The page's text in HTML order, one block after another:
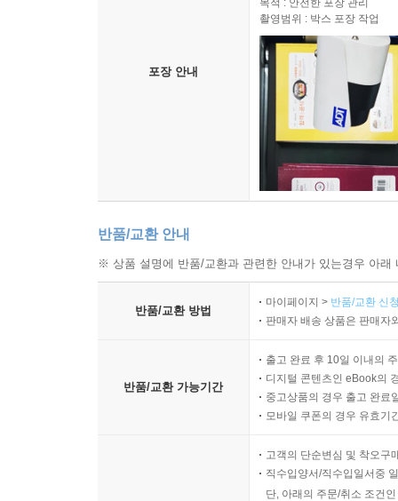
포장 안내
촬영범위 : 박스 포장 작업
반품/교환 안내
※ 상품 설명에 반품/교환과 관련한 안내가 있는경우 아
반품/교환 방법
마이페이지 > 반품/교환 신
판매자 배송 상품은 판매자
반품/교환 가능기간
출고 완료 후 10일 이내의
디지털 콘텐츠인 eBook의
중고상품의 경우 출고 완료
모바일 쿠폰의 경우 유효기
고객의 단순변심 및 착오구
직수입양서/직수입일서중
단, 아래의 주문/취소 조건